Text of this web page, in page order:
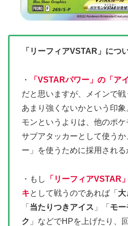
「リーフィアVSTAR」につ
・
「VSTARパワー」の「ア
だと思いますが、メインで
あまり強くないかという印
モンというよりは、他のポ
サブアタッカーとして使う
ー」を使うために採用される
・もし
「リーフィアVSTAR
キとして戦うのであれば「 大
「 当たりつきアイス 」「 モー
ク 」などでHPを上げたり、